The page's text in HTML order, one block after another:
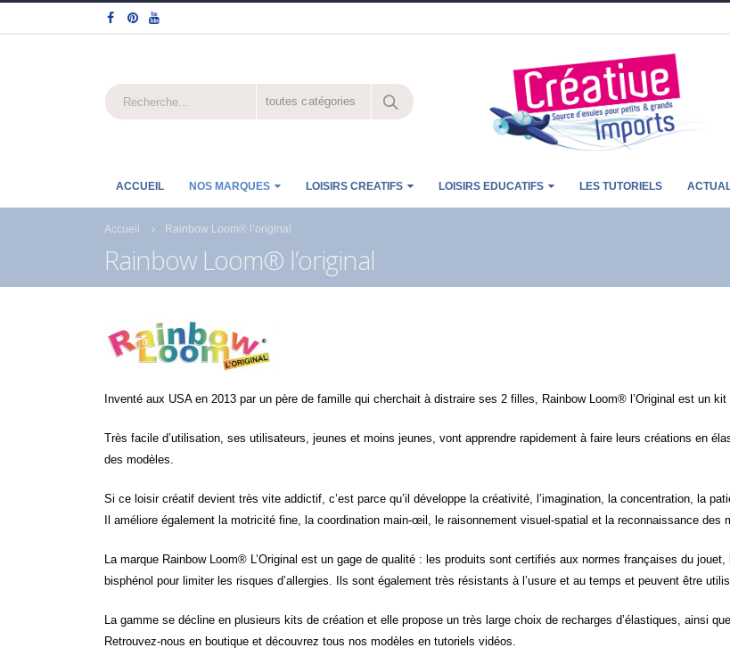
toutes catégories
ACCUEIL NOS MARQUES LOISIRS CREATIFS LOISIRS EDUCATIFS LES TUTORIELS
Accueil Rainbow Loom® l’original
Rainbow Loom® l’original
Inventé aux USA en 2013 par un père de famille qui cherchait à distraire ses 2 filles, Rainbow Loom® l’Original est un
Très facile d’utilisation, ses utilisateurs, jeunes et moins jeunes, vont apprendre rapidement à faire leurs créations en
des modèles.
Si ce loisir créatif devient très vite addictif, c’est parce qu’il développe la créativité, l’imagination, la concentration, la
Il améliore également la motricité fine, la coordination main-œil, le raisonnement visuel-spatial et la reconnaissance des
La marque Rainbow Loom® L’Original est un gage de qualité : les produits sont certifiés aux normes françaises du
bisphénol pour limiter les risques d’allergies. Ils sont également très résistants à l’usure et au temps et peuvent être
La gamme se décline en plusieurs kits de création et elle propose un très large choix de recharges d’élastiques, ainsi
Retrouvez-nous en boutique et découvrez tous nos modèles en tutoriels vidéos.